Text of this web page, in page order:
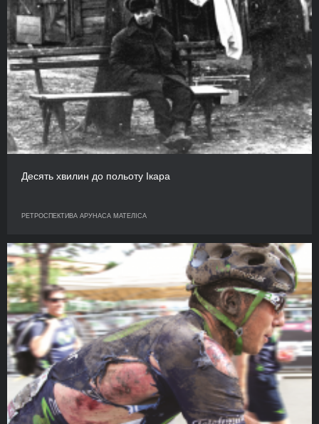
Десять хвилин до польоту Ікара
РЕТРОСПЕКТИВА АРУНАСА МАТЕЛІСА